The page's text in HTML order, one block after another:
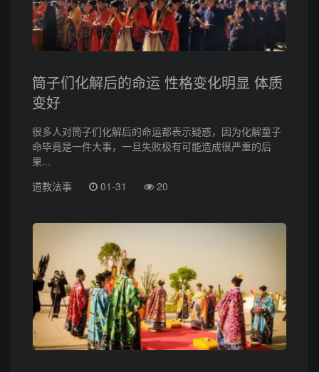
筒子们化解后的命运 性格变化明显 体质
变好
很多人对筒子们化解后的命运都表示疑惑，因为化解童子
命毕竟是一件大事，一旦失败极有可能造成很严重的后
果...
道教法事
01-31 20